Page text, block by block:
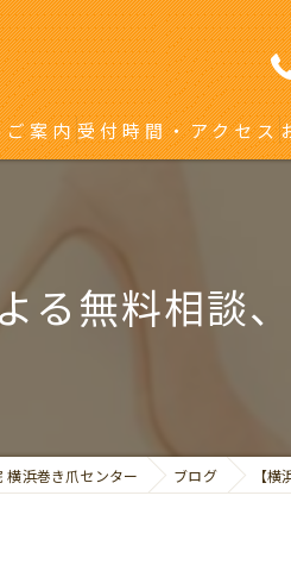
ご案内受付時間・アクセス
る無料相談
横浜巻き爪センター ブログ 【